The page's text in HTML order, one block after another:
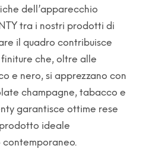
dell’apparecchio
tra i nostri prodotti di
il quadro contribuisce
finiture che, oltre alle
e nero, si apprezzano con
champagne, tabacco e
garantisce ottime rese
prodotto ideale
contemporaneo.